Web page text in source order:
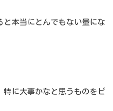
と本当にとんでもない量にな
特に大事かなと思うものをピ